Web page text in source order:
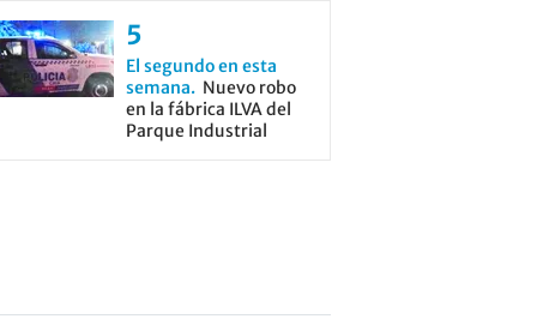
El segundo en esta
semana
Nuevo robo
en la fábrica ILVA del
Parque Industrial